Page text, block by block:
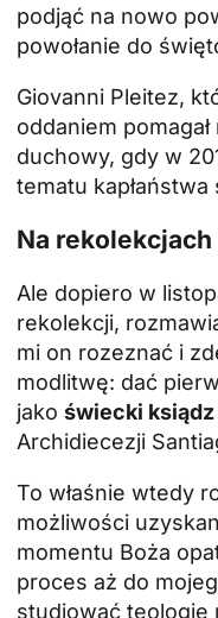
podjąć na nowo
powołanie do
Giovanni Pleitez,
oddaniem
duchowy, gdy w
tematu kapłaństwa
Na rekolekcjach
Ale dopiero w
rekolekcji,
mi on rozeznać i
modlitwę: dać
jako świecki ksiądz
Archidiecezji
To właśnie wtedy
możliwości
momentu Boża
proces aż do
studiować teologię